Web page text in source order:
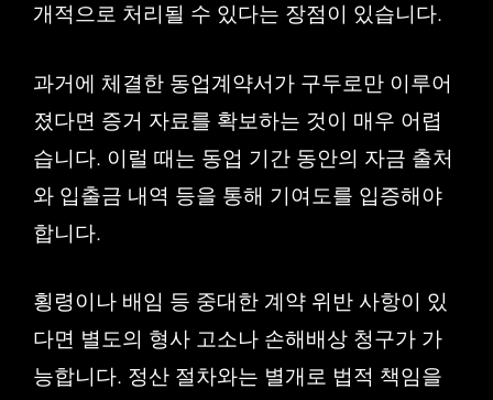
개적으로 처리될 수 있다는 장점이 있습니다.
과거에 체결한 동업계약서가 구두로만 이루어
졌다면 증거 자료를 확보하는 것이 매우 어렵
습니다. 이럴 때는 동업 기간 동안의 자금 출처
와 입출금 내역 등을 통해 기여도를 입증해야
합니다.
횡령이나 배임 등 중대한 계약 위반 사항이 있
다면 별도의 형사 고소나 손해배상 청구가 가
능합니다. 정산 절차와는 별개로 법적 책임을